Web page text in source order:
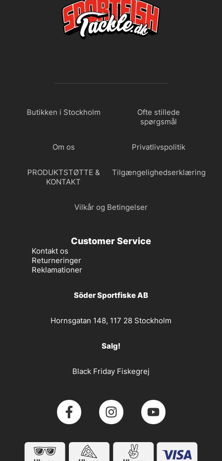
Butikken i Stockholm
Ofte stillede
spørgsmål
Om os Privatlivspolitik
PRODUKTSTØTTE &
KONTAKT
Tilgængelighedserklæring
Vilkår og Betingelser
Customer Service
Kontakt os
Returneringer
Reklamationer
Söder Sportfiske AB
Hornsgatan 148, 117 28 Stockholm
Salg!
Black Friday Fiskegrej